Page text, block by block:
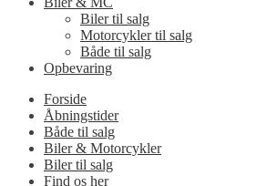
Biler til salg
Motorcykler til salg
Både til salg
Opbevaring
Forside
Åbningstider
Både til salg
Biler & Motorcykler
Biler til salg
Find os her